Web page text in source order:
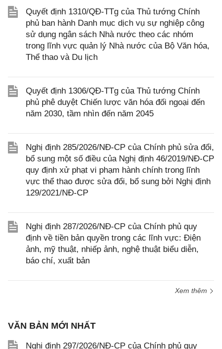
Quyết định 1310/QĐ-TTg của Thủ tướng Chính
phủ ban hành Danh mục dịch vụ sự nghiệp công
sử dụng ngân sách Nhà nước theo các nhóm
trong lĩnh vực quản lý Nhà nước của Bộ Văn hóa,
Thể thao và Du lịch
Quyết định 1306/QĐ-TTg của Thủ tướng Chính
phủ phê duyệt Chiến lược văn hóa đối ngoại đến
năm 2030, tầm nhìn đến năm 2045
Nghị định 285/2026/NĐ-CP của Chính phủ sửa đổi,
bổ sung một số điều của Nghị định 46/2019/NĐ-CP
quy định xử phạt vi phạm hành chính trong lĩnh
vực thể thao được sửa đổi, bổ sung bởi Nghị định
129/2021/NĐ-CP
Nghị định 287/2026/NĐ-CP của Chính phủ quy
định về tiền bản quyền trong các lĩnh vực: Điện
ảnh, mỹ thuật, nhiếp ảnh, nghệ thuật biểu diễn,
báo chí, xuất bản
Xem thêm
VĂN BẢN MỚI NHẤT
Nghị định 297/2026/NĐ-CP của Chính phủ quy